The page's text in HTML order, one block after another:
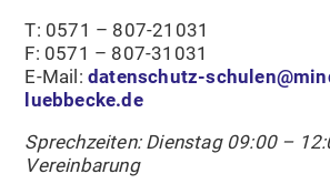
T: 0571 – 807-21031
F: 0571 – 807-31031
E-Mail:datenschutz-
luebbecke.de
Sprechzeiten: Dienstag 09:00 –
Vereinbarung